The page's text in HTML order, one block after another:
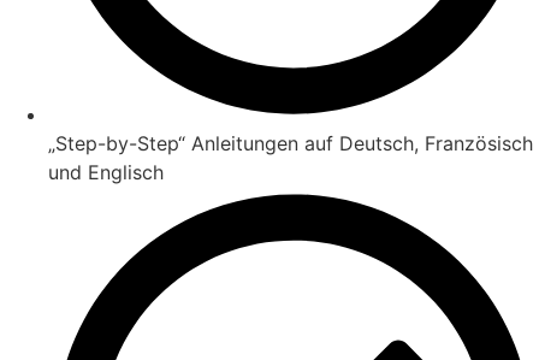
„Step-by-Step“ Anleitungen auf Deutsch, Französisch
und Englisch